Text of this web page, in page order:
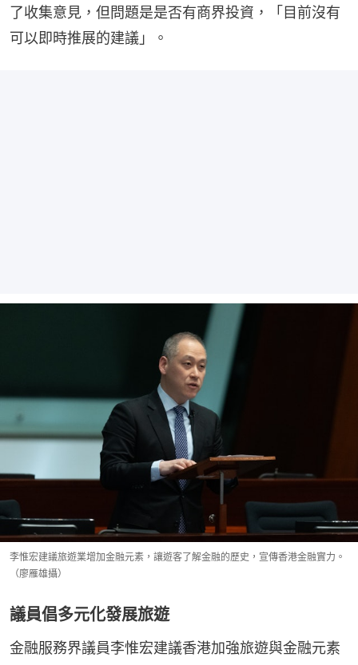
了收集意見，但問題是是否有商界投資，「目前沒有
可以即時推展的建議」。
李惟宏建議旅遊業增加金融元素，讓遊客了解金融的歷史，宣傳香港金融實力。
（廖雁雄攝）
議員倡多元化發展旅遊
金融服務界議員李惟宏建議香港加強旅遊與金融元素